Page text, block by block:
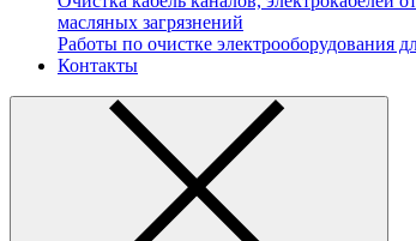
масляных загрязнений
Работы по очистке электрооборудования
Контакты